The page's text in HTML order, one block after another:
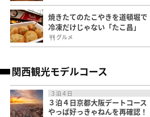
焼きたてのたこやきを道頓堀で
冷凍だけじゃない「たこ昌」
グルメ
関西観光モデルコース
３泊４日
３泊４日京都大阪デートコース
やっぱ好っきゃねんを再確認！